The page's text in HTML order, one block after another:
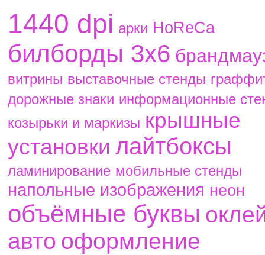
1440 dpi aрки HoReCa
билборды 3х6
витрины выставочные стенды
дорожные знаки информационные
козырьки и маркизы крышные
установки лайтбоксы
ламинирование мобильные стенды
напольные изображения неон
объёмные буквы
авто оформление